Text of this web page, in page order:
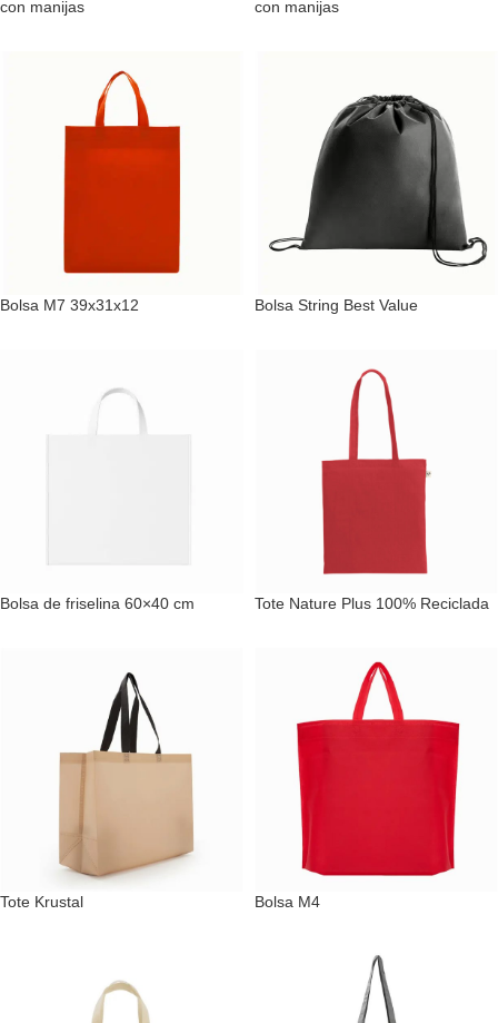
con manijas
con manijas
Bolsa M7 39x31x12 Bolsa String Best Value
Bolsa de friselina 60×40 cm Tote Nature Plus 100% Reciclada
Tote Krustal Bolsa M4